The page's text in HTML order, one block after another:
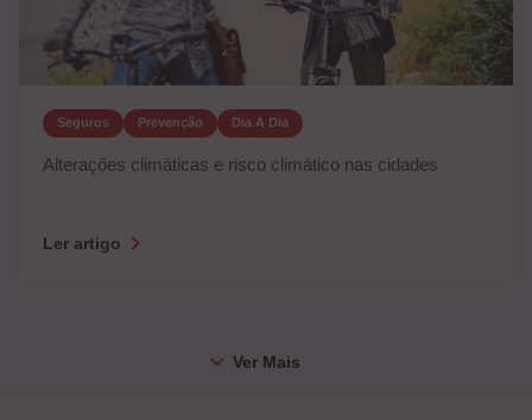
Seguros Prevenção Dia A Dia
Alterações climáticas e risco climático nas cidades
Ler artigo